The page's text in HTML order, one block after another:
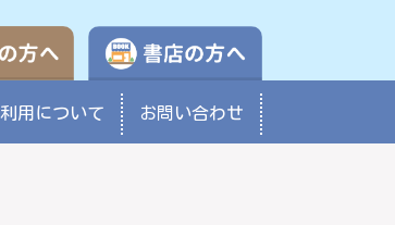
学校・図書館の方へ
利用について お問い合わせ